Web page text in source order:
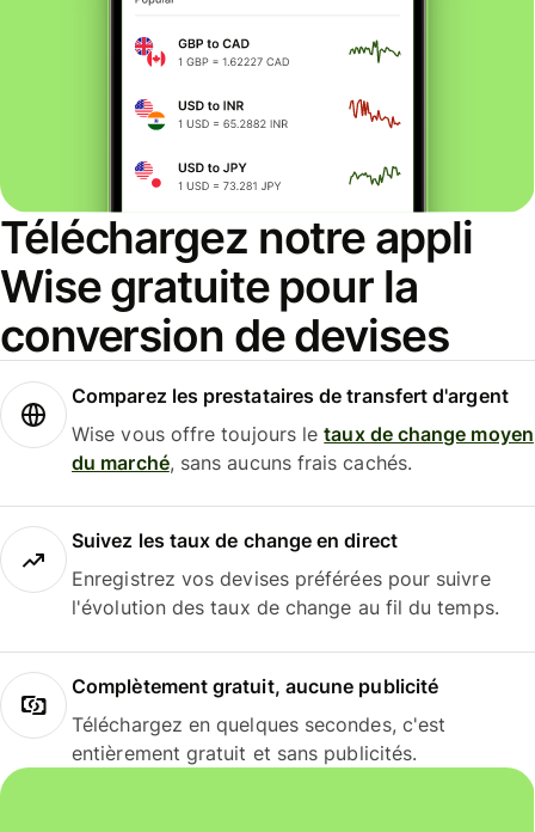
Téléchargez notre appli
Wise gratuite pour la
conversion de devises
Comparez les prestataires de transfert d'argent
Wise vous offre toujours letaux de change moyen
du marché, sans aucuns frais cachés.
Suivez les taux de change en direct
Enregistrez vos devises préférées pour suivre
l'évolution des taux de change au fil du temps.
Complètement gratuit, aucune publicité
Téléchargez en quelques secondes, c'est
entièrement gratuit et sans publicités.